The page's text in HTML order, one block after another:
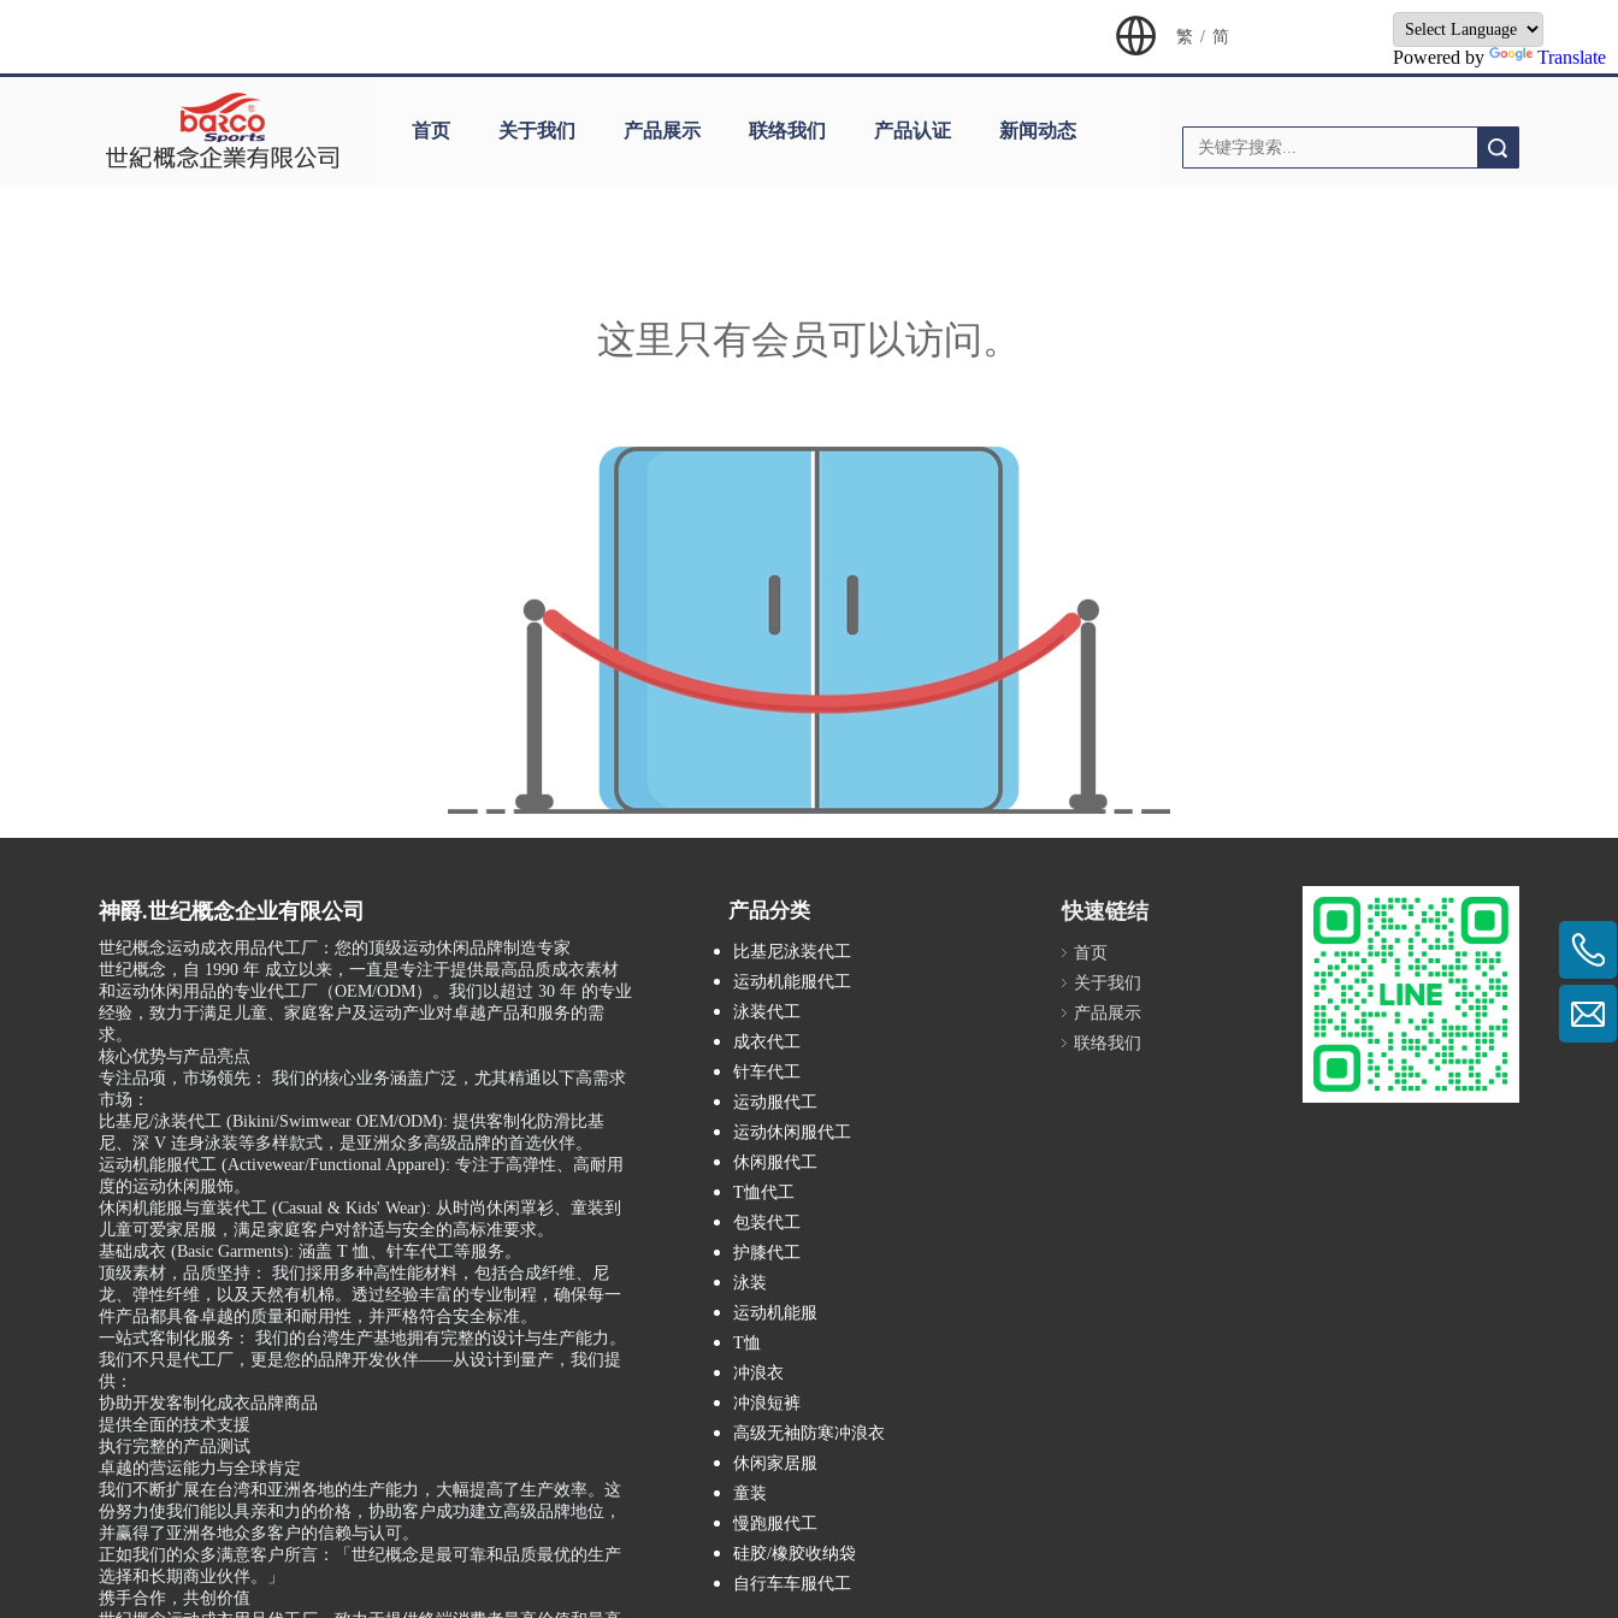
Powered by Translate
繁 / 简
首页 关于我们 产品展示 联络我们 产品认证 新闻动态
这里只有会员可以访问。
神爵.世纪概念企业有限公司
世纪概念运动成衣用品代工厂：您的顶级运动休闲品牌制造专家
世纪概念，自 1990 年 成立以来，一直是专注于提供最高品质成衣素材
和运动休闲用品的专业代工厂（OEM/ODM）。我们以超过 30 年 的专业
经验，致力于满足儿童、家庭客户及运动产业对卓越产品和服务的需
求。
核心优势与产品亮点
专注品项，市场领先： 我们的核心业务涵盖广泛，尤其精通以下高需求
市场：
比基尼/泳装代工 (Bikini/Swimwear OEM/ODM): 提供客制化防滑比基
尼、深 V 连身泳装等多样款式，是亚洲众多高级品牌的首选伙伴。
运动机能服代工 (Activewear/Functional Apparel): 专注于高弹性、高耐用
度的运动休闲服饰。
休闲机能服与童装代工 (Casual & Kids' Wear): 从时尚休闲罩衫、童装到
儿童可爱家居服，满足家庭客户对舒适与安全的高标准要求。
基础成衣 (Basic Garments): 涵盖 T 恤、针车代工等服务。
顶级素材，品质坚持： 我们採用多种高性能材料，包括合成纤维、尼
龙、弹性纤维，以及天然有机棉。透过经验丰富的专业制程，确保每一
件产品都具备卓越的质量和耐用性，并严格符合安全标准。
一站式客制化服务： 我们的台湾生产基地拥有完整的设计与生产能力。
我们不只是代工厂，更是您的品牌开发伙伴——从设计到量产，我们提
供：
协助开发客制化成衣品牌商品
提供全面的技术支援
执行完整的产品测试
卓越的营运能力与全球肯定
我们不断扩展在台湾和亚洲各地的生产能力，大幅提高了生产效率。这
份努力使我们能以具亲和力的价格，协助客户成功建立高级品牌地位，
并赢得了亚洲各地众多客户的信赖与认可。
正如我们的众多满意客户所言：「世纪概念是最可靠和品质最优的生产
选择和长期商业伙伴。」
携手合作，共创价值
产品分类
比基尼泳装代工
运动机能服代工
泳装代工
成衣代工
针车代工
运动服代工
运动休闲服代工
休闲服代工
T恤代工
包装代工
护膝代工
泳装
运动机能服
T恤
冲浪衣
冲浪短裤
高级无袖防寒冲浪衣
休闲家居服
童装
慢跑服代工
硅胶/橡胶收纳袋
自行车车服代工
快速链结
首页
关于我们
产品展示
联络我们